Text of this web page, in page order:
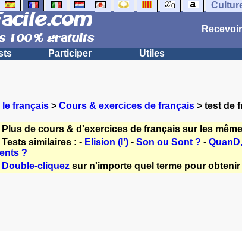
Participer Utiles
français > Cours & exercices de français > test de
Plus de cours & d'exercices de français sur les
Tests similaires : - Elision (l') - Son ou Sont ? -
?
Double-cliquez sur n'importe quel terme pour